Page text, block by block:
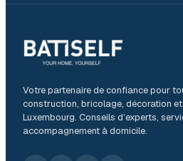
Votre partenaire de confiance pour
construction, bricolage, décoration
Luxembourg. Conseils d’experts,
accompagnement à domicile.